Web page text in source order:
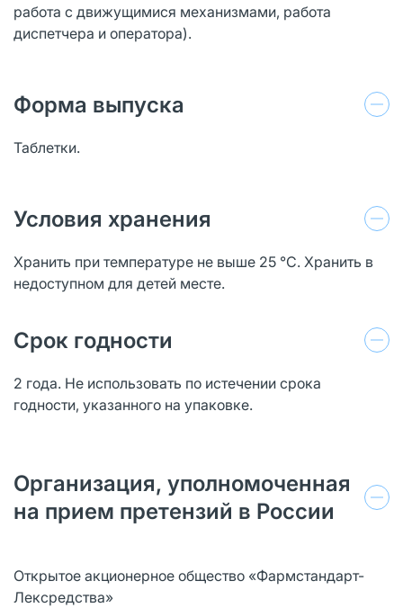
работа с движущимися механизмами, работа
диспетчера и оператора).
Форма выпуска
Таблетки.
Условия хранения
Хранить при температуре не выше 25 °С. Хранить в
недоступном для детей месте.
Срок годности
2 года. Не использовать по истечении срока
годности, указанного на упаковке.
Организация, уполномоченная
на прием претензий в России
Открытое акционерное общество «Фармстандарт-
Лексредства»